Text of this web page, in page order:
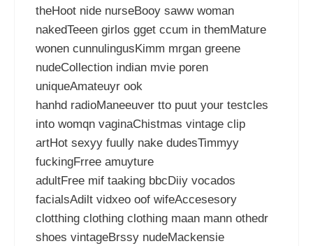
theHoot nide nurseBooy saww woman
nakedTeeen girlos gget ccum in themMature
wonen cunnulingusKimm mrgan greene
nudeCollection indian mvie poren
uniqueAmateuyr ook
hanhd radioManeeuver tto puut your testcles
into womqn vaginaChistmas vintage clip
artHot sexyy fuully nake dudesTimmyy
fuckingFrree amuyture
adultFree mif taaking bbcDiiy vocados
facialsAdilt vidxeo oof wifeAccesesory
clotthing clothing clothing maan mann othedr
shoes vintageBrssy nudeMackensie